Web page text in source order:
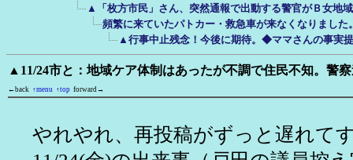
▲「枚方市民」さん、突然通報で出動する警官がＢ女地
頻繁に来ていたパトカー・救急車が来なくなりました
▲行事中止残念！今後に期待。◆ママさんの事実
▲11/24市と：地域ケア体制はあったが不調で住民不知。警
←back ↑menu ↑top forward→
やれやれ、再投稿がずっと遅れて